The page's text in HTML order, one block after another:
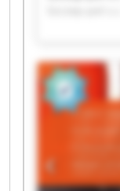
Szczep-pol
Szczep-pol
Szczep-pol
Szczep-pol